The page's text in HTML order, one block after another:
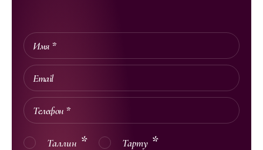
Таллин Тарту